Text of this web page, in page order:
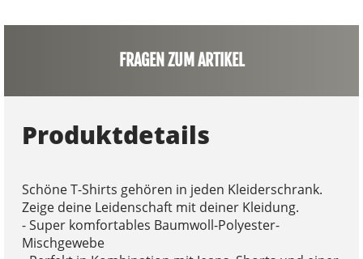
FRAGEN ZUM ARTIKEL
Produktdetails
Schöne T-Shirts gehören in jeden Kleiderschrank.
Zeige deine Leidenschaft mit deiner Kleidung.
- Super komfortables Baumwoll-Polyester-
Mischgewebe